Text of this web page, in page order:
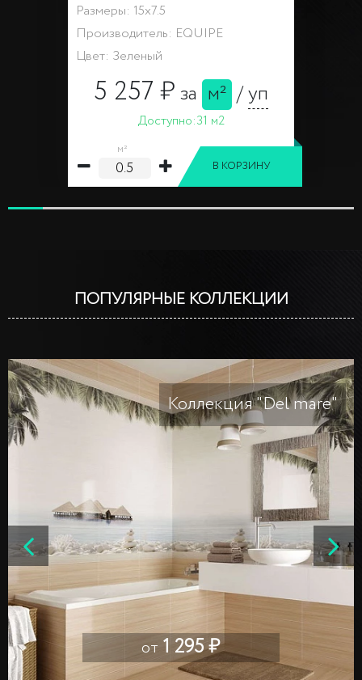
Размеры: 15x7.5
Производитель: EQUIPE
Цвет: Зеленый
5 257 ₽за м² /уп
Доступно:31 м2
м²
В КОРЗИНУ
ПОПУЛЯРНЫЕ КОЛЛЕКЦИИ
Коллекция "Del mare"
от 1 295 ₽